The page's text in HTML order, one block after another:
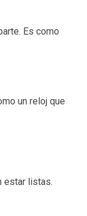
Es como
un reloj que
estar listas.